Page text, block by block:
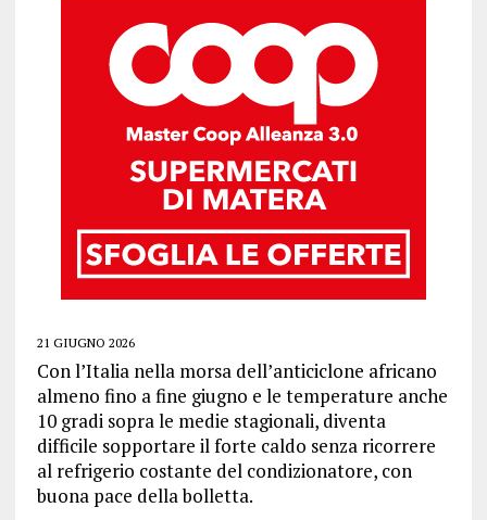
21 GIUGNO 2026
Con l’Italia nella morsa dell’anticiclone africano
almeno fino a fine giugno e le temperature anche
10 gradi sopra le medie stagionali, diventa
difficile sopportare il forte caldo senza ricorrere
al refrigerio costante del condizionatore, con
buona pace della bolletta.